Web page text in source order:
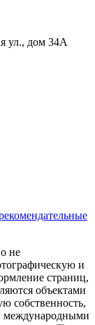
ул., дом 34А
не
и
страниц,
объектами
собственность,
международными